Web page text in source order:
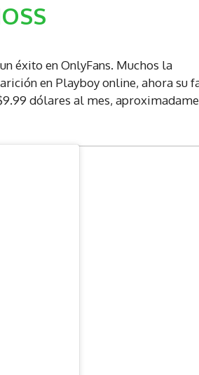
éxito en OnlyFans. Muchos la
en Playboy online, ahora su
dólares al mes,